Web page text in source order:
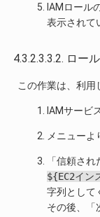
IAMロール
表示されて
4.3.2.3.3.2. ロー
この作業は、利用
IAMサービ
メニュー
「信頼さ
${EC2イン
字列として
その後、「